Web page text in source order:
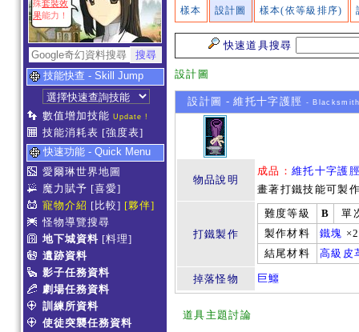
殊套裝效
果能力！
技能快查 - Skill Jump
數值增加技能 Update !
技能消耗表 [強度表]
快速功能 - Quick Menu
愛爾琳世界地圖
魔力賦予 [喜愛]
寵物介紹 [比較] [夥伴]
怪物導覽搜尋
地下城資料 [料理]
遺跡資料
影子任務資料
劇場任務資料
訓練所資料
使徒突襲任務資料
樣本 設計圖 樣本(依等級排序)
快速道具搜尋
設計圖
設計圖 - 維托十字護脛 -
物品說明
成品： 維托十字護
畫著打鐵技能可製
打鐵製作
難度等級 B
單
製作材料
鐵塊
結尾材料
高級皮
掉落怪物 巨鱷
道具主題討論